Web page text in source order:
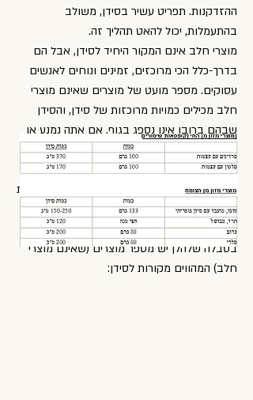
ההזדקנות. תפריט עשיר בסידן, משולב
בהתעמלות, יכול להאט תהליך זה.
מוצרי חלב אינם המקור היחיד לסידן, אבל הם
בדרך-כלל הכי מרוכזים, זמינים ונוחים לאנשים
עסוקים. מספר מועט של מוצרים שאינם מוצרי
חלב מכילים כמויות מרוכזות של סידן, והסידן
שבהם ברובו אינו נספג בגוף. אם אתה נמנע או
ממעיט לאכול מוצרי מזון טבעיים. לדוגמא, כדי
לקבל את כמות הסידן שגופך מקבל מכוס חלב
אחת, יהיה עליך לאכול 2.5 כוסות ברוקולי, 8כוסות
תרד, 2.5 כוסות שעועית לבנה, 6 כוסות גרעיני
שומשום או 30 כוסות חלב סויה לא מפוסטר.
בטבלה שלהלן יש מספר מוצרים (שאינם מוצרי
חלב) המהווים מקורות לסידן: